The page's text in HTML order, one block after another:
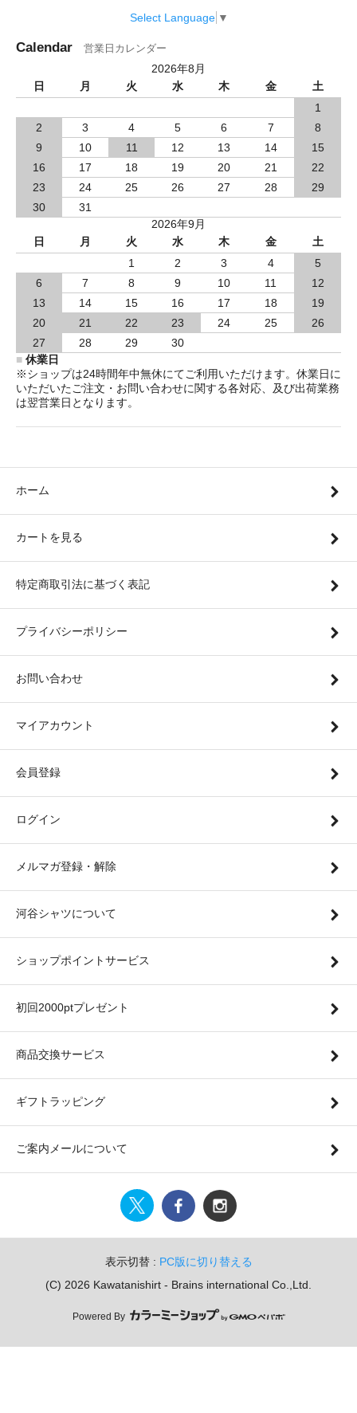
Select Language ▼
Calendar 営業日カレンダー
2026年8月
日
月 火 水 木 金
土
1
2
3 4 5 6 7
8
9
10 11 12 13 14
15
16
17 18 19 20 21
22
23
24 25 26 27 28
29
30
31
2026年9月
日
月 火 水 木 金
土
1
2 3 4
5
6
7 8 9 10 11
12
13
14 15 16 17 18
19
20
21 22 23 24 25
26
27
28 29
30
■ 休業日
※ショップは24時間年中無休にてご利用いただけます。休業日に
いただいたご注文・お問い合わせに関する各対応、及び出荷業務
は翌営業日となります。
ホーム
カートを見る
特定商取引法に基づく表記
プライバシーポリシー
お問い合わせ
マイアカウント
会員登録
ログイン
メルマガ登録・解除
河谷シャツについて
ショップポイントサービス
初回2000ptプレゼント
商品交換サービス
ギフトラッピング
ご案内メールについて
表示切替 : PC版に切り替える
(C) 2026 Kawatanishirt - Brains international Co.,Ltd.
Powered By